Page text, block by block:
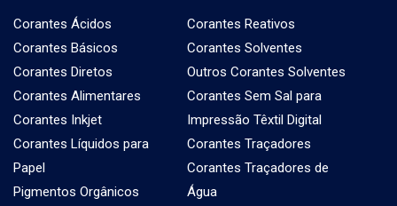
Corantes Ácidos
Corantes Básicos
Corantes Diretos
Corantes Alimentares
Corantes Inkjet
Corantes Líquidos para
Papel
Pigmentos Orgânicos
Corantes Reativos
Corantes Solventes
Outros Corantes Solventes
Corantes Sem Sal para
Impressão Têxtil Digital
Corantes Traçadores
Corantes Traçadores de
Água